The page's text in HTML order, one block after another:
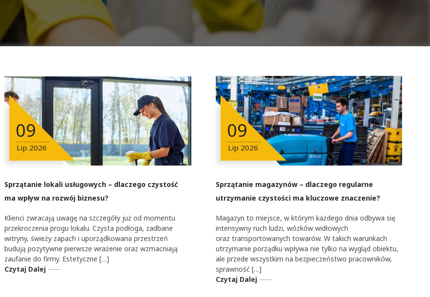
09
Lip 2026
Sprzątanie lokali usługowych – dlaczego czystość
ma wpływ na rozwój biznesu?
Klienci zwracają uwagę na szczegóły już od momentu
przekroczenia progu lokalu. Czysta podłoga, zadbane
witryny, świeży zapach i uporządkowana przestrzeń
budują pozytywne pierwsze wrażenie oraz wzmacniają
zaufanie do firmy. Estetyczne […]
Czytaj Dalej
09
Lip 2026
Sprzątanie magazynów – dlaczego regularne
utrzymanie czystości ma kluczowe znaczenie?
Magazyn to miejsce, w którym każdego dnia odbywa się
intensywny ruch ludzi, wózków widłowych
oraz transportowanych towarów. W takich warunkach
utrzymanie porządku wpływa nie tylko na wygląd obiektu,
ale przede wszystkim na bezpieczeństwo pracowników,
sprawność […]
Czytaj Dalej